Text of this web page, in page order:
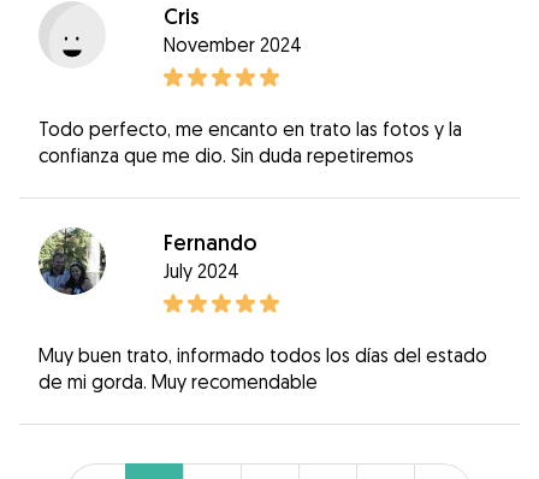
Cris
November 2024
Todo perfecto, me encanto en trato las fotos y la
confianza que me dio. Sin duda repetiremos
Fernando
July 2024
Muy buen trato, informado todos los días del estado
de mi gorda. Muy recomendable